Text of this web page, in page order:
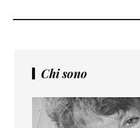
Chi sono